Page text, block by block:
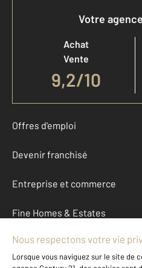
Votre
Achat
Vente
9,2/10
Offres d'emploi
Devenir franchisé
Entreprise et commerce
Fine Homes & Estates
À propos